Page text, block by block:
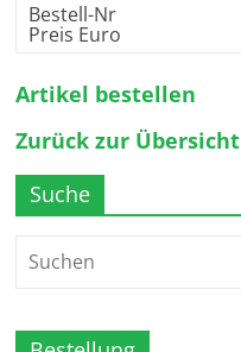
Bestell-Nr
Preis Euro
Artikel bestellen
Zurück zur Übersicht
Suche